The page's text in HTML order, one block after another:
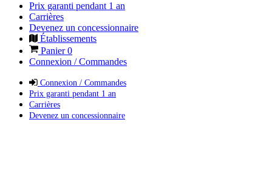
Prix garanti pendant 1 an
Carrières
Devenez un concessionnaire
Établissements
Panier0
Connexion / Commandes
Connexion / Commandes
Prix garanti pendant 1 an
Carrières
Devenez un concessionnaire